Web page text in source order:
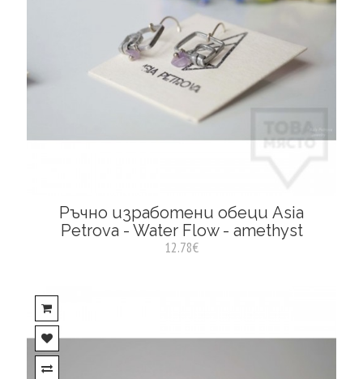
Ръчно изработени обеци Asia
Petrova - Water Flow - amethyst
12.78€